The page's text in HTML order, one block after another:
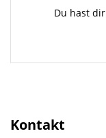
Du hast
Kontakt